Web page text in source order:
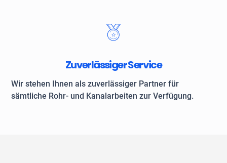
Zuverlässiger Service
Wir stehen Ihnen als zuverlässiger Partner für
sämtliche Rohr- und Kanalarbeiten zur Verfügung.